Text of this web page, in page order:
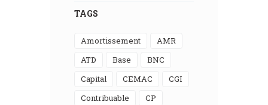
TAGS
Amortissement
AMR
ATD
Base
BNC
Capital
CEMAC
CGI
Contribuable
CP